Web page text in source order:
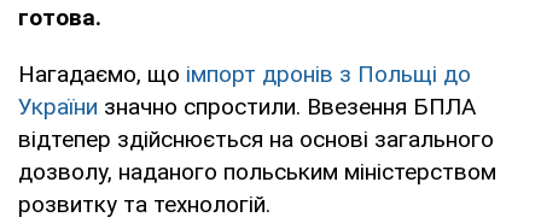
готова.
Нагадаємо, що імпорт дронів з Польщі до
України значно спростили. Ввезення БПЛА
відтепер здійснюється на основі загального
дозволу, наданого польським міністерством
розвитку та технологій.